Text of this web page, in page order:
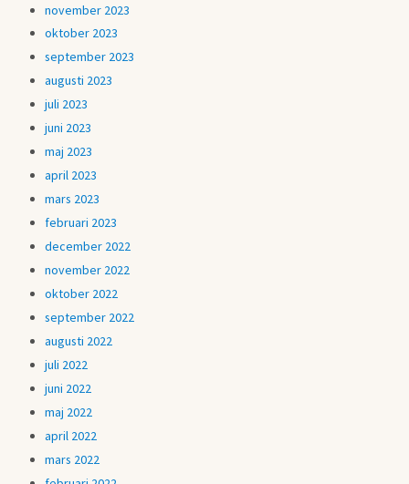
november 2023
oktober 2023
september 2023
augusti 2023
juli 2023
juni 2023
maj 2023
april 2023
mars 2023
februari 2023
december 2022
november 2022
oktober 2022
september 2022
augusti 2022
juli 2022
juni 2022
maj 2022
april 2022
mars 2022